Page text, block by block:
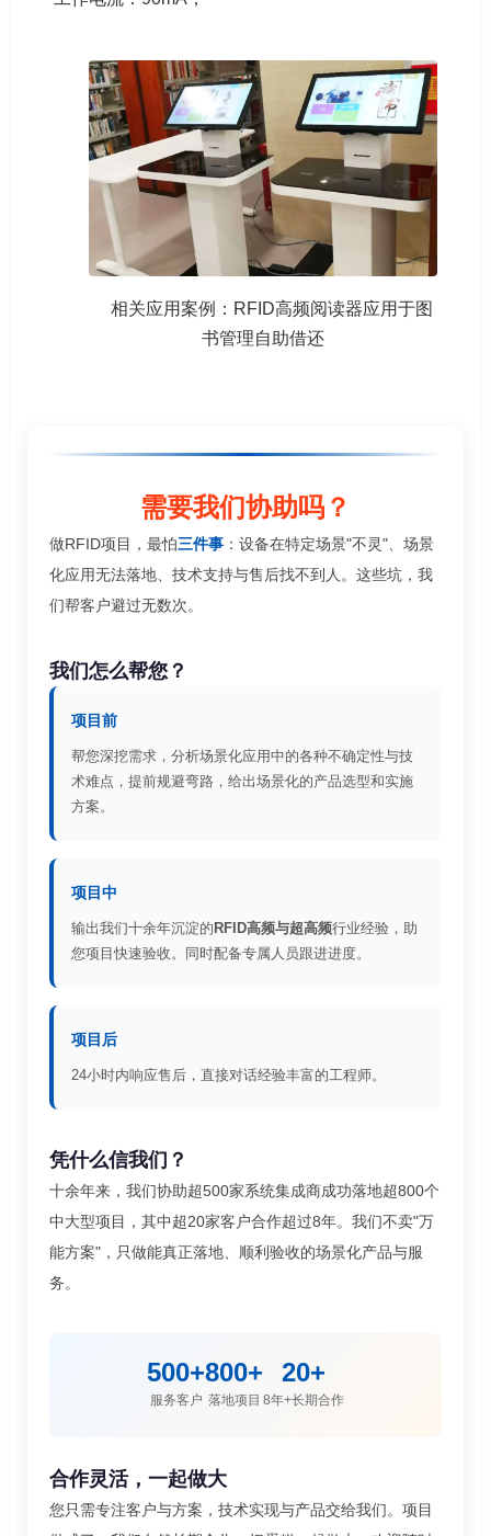
相关应用案例：RFID高频阅读器应用于图
书管理自助借还
需要我们协助吗？
做RFID项目，最怕三件事 ：设备在特定场景"不灵"、场景
化应用无法落地、技术支持与售后找不到人。这些坑，我
们帮客户避过无数次。
我们怎么帮您？
项目前
帮您深挖需求，分析场景化应用中的各种不确定性与技
术难点，提前规避弯路，给出场景化的产品选型和实施
方案。
项目中
输出我们十余年沉淀的 RFID高频与超高频行业经验，助
您项目快速验收。同时配备专属人员跟进进度。
项目后
24小时内响应售后，直接对话经验丰富的工程师。
凭什么信我们？
十余年来，我们协助超500家系统集成商成功落地超800个
中大型项目，其中超20家客户合作超过8年。我们不卖"万
能方案"，只做能真正落地、顺利验收的场景化产品与服
务。
500+
服务客户
800+
落地项目
20+
8年+长期合作
合作灵活，一起做大
您只需专注客户与方案，技术实现与产品交给我们。项目